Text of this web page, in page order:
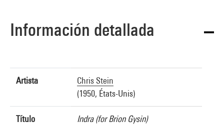
Información detallada
Artista
Chris Stein
(1950, États-Unis)
Título
Indra (for Brion Gysin)